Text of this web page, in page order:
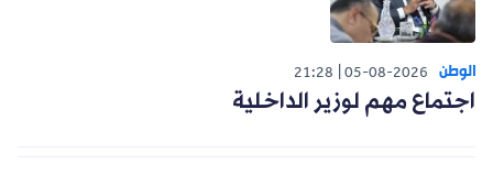
الوطن 05-08-2026
21:28
اجتماع مهم لوزير الداخلية